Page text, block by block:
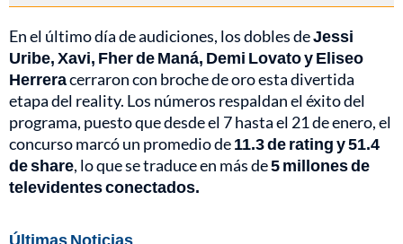
En el último día de audiciones, los dobles deJessi
Uribe, Xavi, Fher de Maná, Demi Lovato y Eliseo
Herreracerraron con broche de oro esta divertida
etapa del reality. Los números respaldan el éxito del
programa, puesto que desde el 7 hasta el 21 de enero, el
concurso marcó un promedio de11.3 de rating y 51.4
de share, lo que se traduce en más de5 millones de
televidentes conectados.
Últimas Noticias